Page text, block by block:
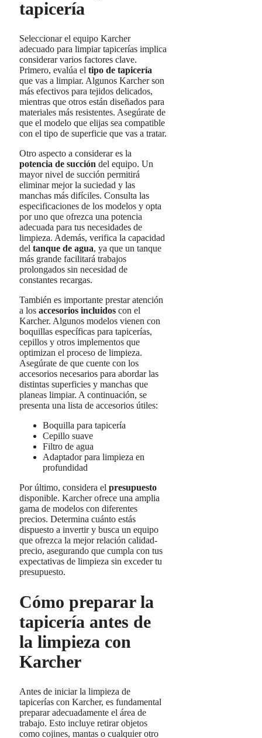
tapicería
Seleccionar el equipo Karcher
adecuado para limpiar tapicerías implica
considerar varios factores clave.
Primero, evalúa el tipo de tapicería
que vas a limpiar. Algunos Karcher son
más efectivos para tejidos delicados,
mientras que otros están diseñados para
materiales más resistentes. Asegúrate de
que el modelo que elijas sea compatible
con el tipo de superficie que vas a tratar.
Otro aspecto a considerar es la
potencia de succión del equipo. Un
mayor nivel de succión permitirá
eliminar mejor la suciedad y las
manchas más difíciles. Consulta las
especificaciones de los modelos y opta
por uno que ofrezca una potencia
adecuada para tus necesidades de
limpieza. Además, verifica la capacidad
del tanque de agua, ya que un tanque
más grande facilitará trabajos
prolongados sin necesidad de
constantes recargas.
También es importante prestar atención
a los accesorios incluidos con el
Karcher. Algunos modelos vienen con
boquillas específicas para tapicerías,
cepillos y otros implementos que
optimizan el proceso de limpieza.
Asegúrate de que cuente con los
accesorios necesarios para abordar las
distintas superficies y manchas que
planeas limpiar. A continuación, se
presenta una lista de accesorios útiles:
Boquilla para tapicería
Cepillo suave
Filtro de agua
Adaptador para limpieza en
profundidad
Por último, considera el presupuesto
disponible. Karcher ofrece una amplia
gama de modelos con diferentes
precios. Determina cuánto estás
dispuesto a invertir y busca un equipo
que ofrezca la mejor relación calidad-
precio, asegurando que cumpla con tus
expectativas de limpieza sin exceder tu
presupuesto.
Cómo preparar la
tapicería antes de
la limpieza con
Karcher
Antes de iniciar la limpieza de
tapicerías con Karcher, es fundamental
preparar adecuadamente el área de
trabajo. Esto incluye retirar objetos
como cojines, mantas o cualquier otro